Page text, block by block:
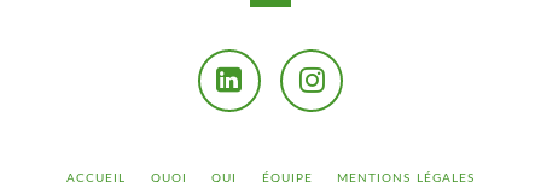
ACCUEIL QUOI QUI ÉQUIPE MENTIONS LÉGALES